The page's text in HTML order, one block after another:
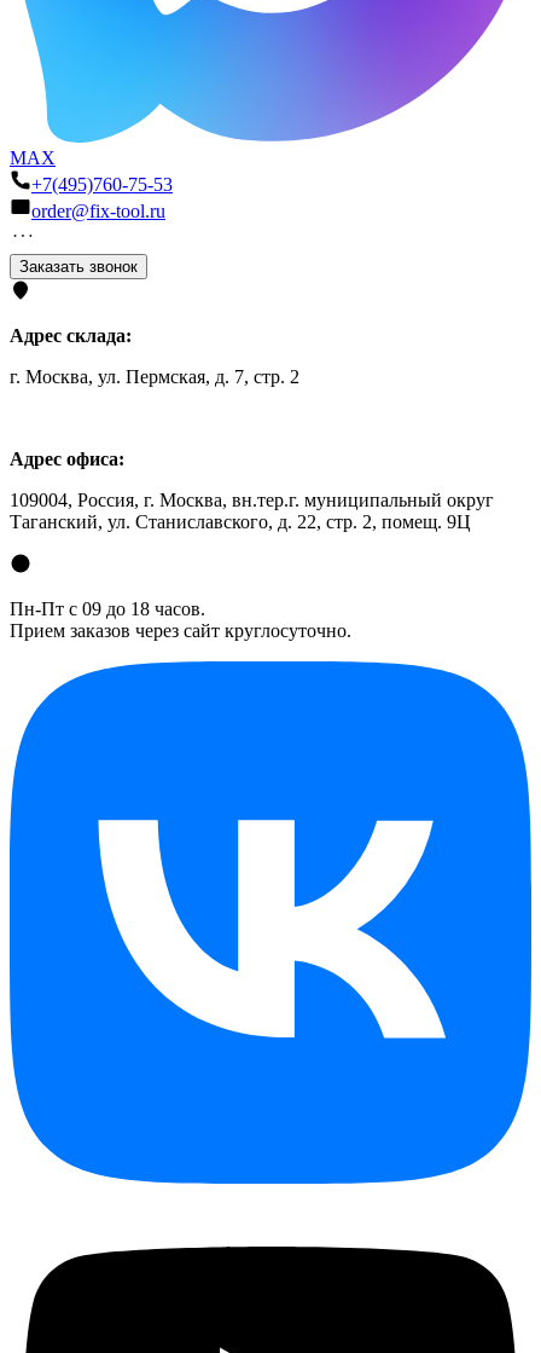
MAX
+7(495)760-75-53
order@fix-tool.ru
Заказать звонок
Адрес склада:
г. Москва, ул. Пермская, д. 7, стр. 2
Адрес офиса:
109004, Россия, г. Москва, вн.тер.г. муниципальный округ
Таганский, ул. Станиславского, д. 22, стр. 2, помещ. 9Ц
Пн-Пт с 09 до 18 часов.
Прием заказов через сайт круглосуточно.